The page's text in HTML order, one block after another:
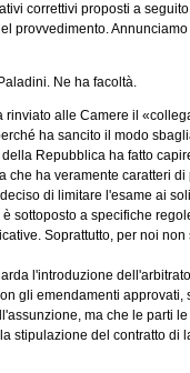
correttivi proposti a
provvedimento.
Ne ha facoltà.
alle Camere il
ha sancito il modo
Repubblica ha fatto
che ha veramente caratteri di
di limitare l'esame ai
sottoposto a specifiche
Soprattutto, per noi non
l'introduzione
gli emendamenti approvati,
ma che le parti
stipulazione del contratto di